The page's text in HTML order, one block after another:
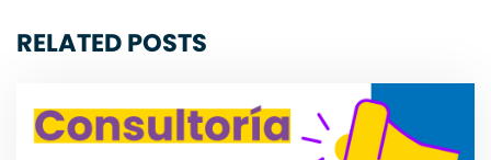
RELATED POSTS